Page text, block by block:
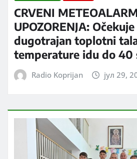
CRVENI
UPOZORENJA:
dugotrajan toplotni
temperature idu do 40
Radio Koprijan јул 29,